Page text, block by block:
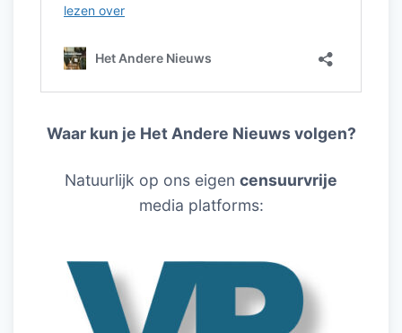
Waar kun je Het Andere Nieuws volgen?
Natuurlijk op ons eigen censuurvrije
media platforms: